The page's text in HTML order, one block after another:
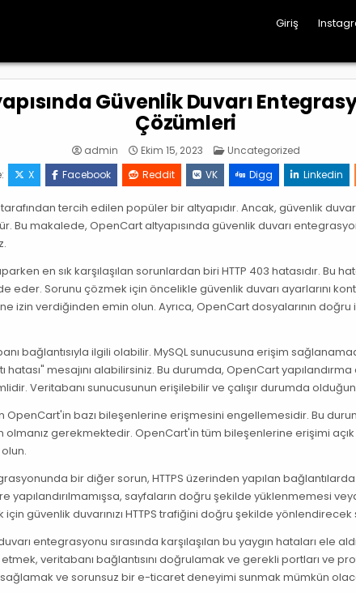
Giriş
Güvenlik Duvarı
Çözümleri
admin Ekim 15, 2023 Posted
Uncategorized
X Facebook Reddit VK Digg Linkedin
tercih edilen popüler bir altyapıdır. Ancak, güvenlik
Bu makalede, OpenCart altyapısında güvenlik duvarı
en sık karşılaşılan sorunlardan biri HTTP 403 hatasıdır. Bu
eder. Sorunu çözmek için öncelikle güvenlik duvarı ayarlarını
izin verdiğinden emin olun. Ayrıca, OpenCart dosyalarının
bağlantısıyla ilgili olabilir. MySQL sunucusuna erişim
mesajını alabilirsiniz. Bu durumda, OpenCart
Veritabanı sunucusunun erişilebilir ve çalışır durumda
OpenCart'in bazı bileşenlerine erişmesini engellemesidir. Bu
gerekmektedir. OpenCart'in tüm bileşenlerine erişimi
bir diğer sorun, HTTPS üzerinden yapılan
yapılandırılmamışsa, sayfaların doğru şekilde yüklenmemesi
güvenlik duvarınızı HTTPS trafiğini doğru şekilde
entegrasyonu sırasında karşılaşılan bu yaygın hataları ele
etmek, veritabanı bağlantısını doğrulamak ve gerekli portları ve
ve sorunsuz bir e-ticaret deneyimi sunmak mümkün